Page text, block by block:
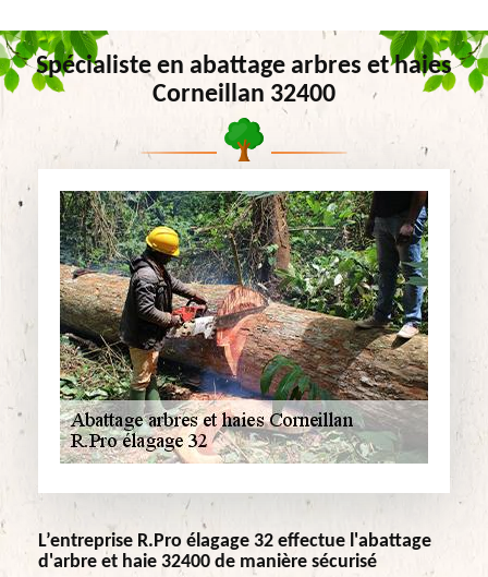
Spécialiste en abattage arbres et haies
Corneillan 32400
L’entreprise R.Pro élagage 32 effectue l'abattage
d'arbre et haie 32400 de manière sécurisé